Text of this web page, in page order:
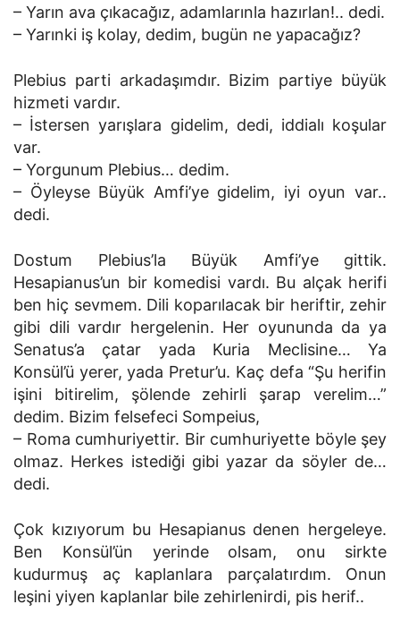
– Yarın ava çıkacağız, adamlarınla hazırlan!.. dedi.
– Yarınki iş kolay, dedim, bugün ne yapacağız?
Plebius parti arkadaşımdır. Bizim partiye büyük
hizmeti vardır.
– İstersen yarışlara gidelim, dedi, iddialı koşular
var.
– Yorgunum Plebius… dedim.
– Öyleyse Büyük Amfi’ye gidelim, iyi oyun var..
dedi.
Dostum Plebius’la Büyük Amfi’ye gittik.
Hesapianus’un bir komedisi vardı. Bu alçak herifi
ben hiç sevmem. Dili koparılacak bir heriftir, zehir
gibi dili vardır hergelenin. Her oyununda da ya
Senatus’a çatar yada Kuria Meclisine… Ya
Konsül’ü yerer, yada Pretur’u. Kaç defa “Şu herifin
işini bitirelim, şölende zehirli şarap verelim…”
dedim. Bizim felsefeci Sompeius,
– Roma cumhuriyettir. Bir cumhuriyette böyle şey
olmaz. Herkes istediği gibi yazar da söyler de…
dedi.
Çok kızıyorum bu Hesapianus denen hergeleye.
Ben Konsül’ün yerinde olsam, onu sirkte
kudurmuş aç kaplanlara parçalatırdım. Onun
leşini yiyen kaplanlar bile zehirlenirdi, pis herif..